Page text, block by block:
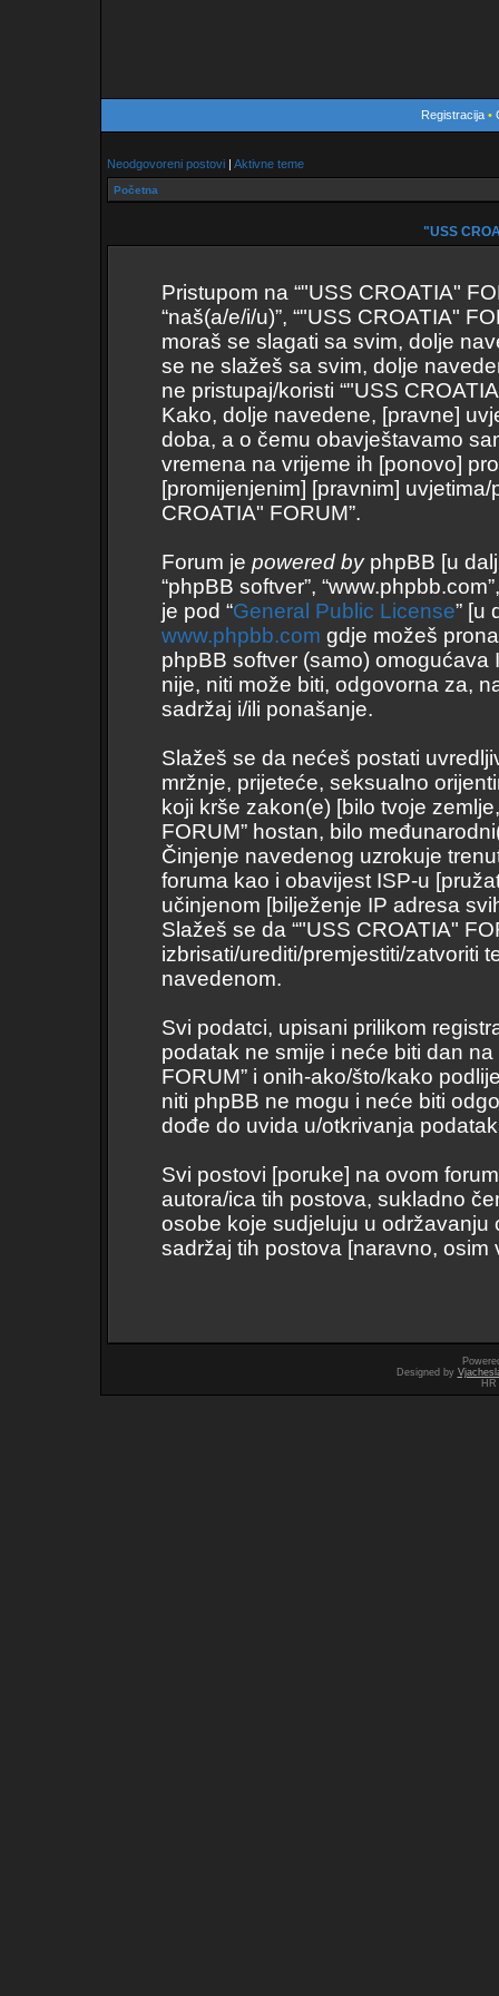
Registracija•
Neodgovoreni postovi | Aktivne teme
Početna
"USS
Pristupom na “"USS CROATIA"
“naš(a/e/i/u)”, “"USS CROATIA"
moraš se slagati sa svim, dolje
se ne slažeš sa svim, dolje
ne pristupaj/koristi “"USS
Kako, dolje navedene, [pravne]
doba, a o čemu obavještavamo
vremena na vrijeme ih [ponovo]
[promijenjenim] [pravnim]
CROATIA" FORUM”.
Forum je powered byphpBB [u
“phpBB softver”,
je pod “General Public License” [u
www.phpbb.com gdje možeš
phpBB softver (samo)
nije, niti može biti, odgovorna za,
sadržaj i/ili ponašanje.
Slažeš se da nećeš postati
mržnje, prijeteće, seksualno
koji krše zakon(e) [bilo tvoje
FORUM” hostan, bilo
Činjenje navedenog uzrokuje
foruma kao i obavijest ISP-u
učinjenom [bilježenje IP adresa
Slažeš se da “"USS CROATIA"
izbrisati/urediti/premjestiti/zatvoriti
navedenom.
Svi podatci, upisani prilikom
podatak ne smije i neće biti dan
FORUM” i onih-ako/što/kako
niti phpBB ne mogu i neće biti
dođe do uvida u/otkrivanja
Svi postovi [poruke] na ovom
autora/ica tih postova, sukladno
osobe koje sudjeluju u
sadržaj tih postova [naravno, osim
Designed by